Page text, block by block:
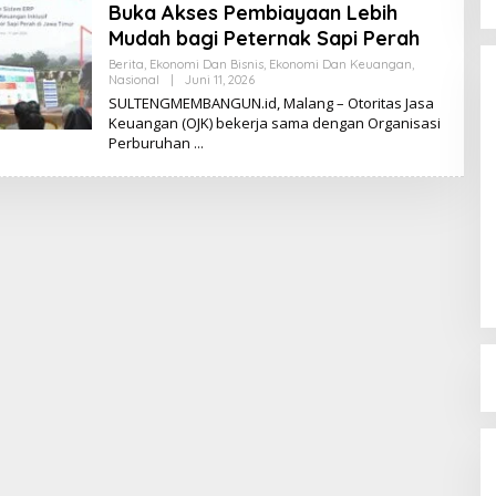
Buka Akses Pembiayaan Lebih
Mudah bagi Peternak Sapi Perah
Berita, Ekonomi Dan Bisnis, Ekonomi Dan Keuangan,
Nasional
Juni 11, 2026O
L
E
H
K
SULTENGMEMBANGUN.id, Malang – Otoritas Jasa
Keuangan (OJK) bekerja sama dengan Organisasi
Perburuhan